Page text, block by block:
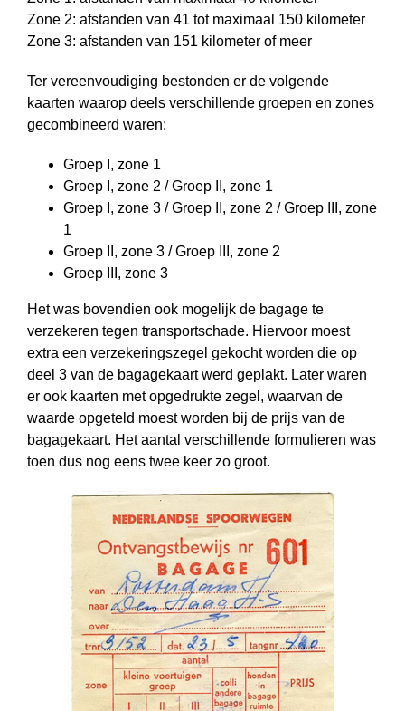
Zone 2: afstanden van 41 tot maximaal 150 kilometer
Zone 3: afstanden van 151 kilometer of meer
Ter vereenvoudiging bestonden er de volgende
kaarten waarop deels ver­schil­len­de groepen en zones
gecombineerd waren:
Groep I, zone 1
Groep I, zone 2 / Groep II, zone 1
Groep I, zone 3 / Groep II, zone 2 / Groep III, zone
1
Groep II, zone 3 / Groep III, zone 2
Groep III, zone 3
Het was bovendien ook mogelijk de bagage te
verzekeren tegen transportschade. Hiervoor moest
extra een verzekeringszegel gekocht worden die op
deel 3 van de bagagekaart werd geplakt. Later waren
er ook kaarten met opgedrukte zegel, waarvan de
waarde opgeteld moest worden bij de prijs van de
bagagekaart. Het aantal verschillende formulieren was
toen dus nog eens twee keer zo groot.